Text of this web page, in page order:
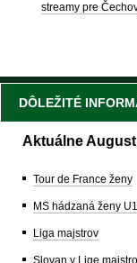
streamy pre
DÔLEŽITÉ
Aktuálne August
Tour de France ženy
MS hádzaná ženy
Liga majstrov
Slovan v Lige